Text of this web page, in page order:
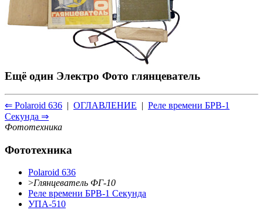
Ещё один Электро Фото глянцеватель
⇐ Polaroid 636 | ОГЛАВЛЕНИЕ | Реле времени БРВ-1
Секунда ⇒
Фототехника
Фототехника
Polaroid 636
>Глянцеватель ФГ-10
Реле времени БРВ-1 Секунда
УПА-510